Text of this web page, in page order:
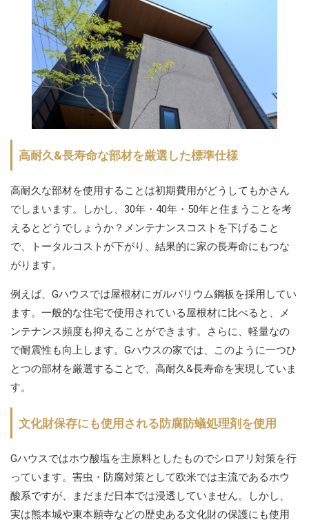
高耐久&長寿命な部材を厳選した標準仕様
高耐久な部材を使用することは初期費用がどうしてもかさん
でしまいます。しかし、30年・40年・50年と住まうことを考
えるとどうでしょうか？メンテナンスコストを下げること
で、トータルコストが下がり、結果的に家の長寿命にもつな
がります。
例えば、Gハウスでは屋根材にガルバリウム鋼板を採用してい
ます。一般的な住宅で使用されている屋根材に比べると、メ
ンテナンス頻度も抑えることができます。さらに、軽量なの
で耐震性も向上します。Gハウスの家では、このように一つひ
とつの部材を厳選することで、高耐久&長寿命を実現していま
す。
文化財保存にも使用される防腐防蟻処理剤を使用
Gハウスではホウ酸塩を主原料としたものでシロアリ対策を行
っています。害虫・防腐対策として欧米では主流であるホウ
酸系ですが、まだまだ日本では浸透していません。しかし、
実は熊本城や東本願寺などの歴史ある文化財の保護にも使用